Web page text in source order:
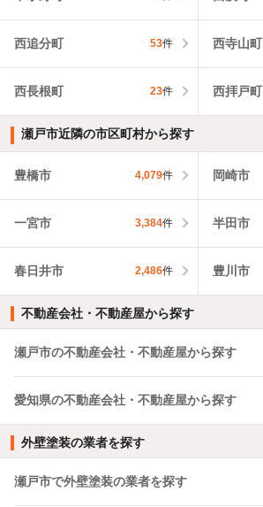
西追分町 53件 西寺山町
西長根町 23件 西拝戸町
瀬戸市近隣の市区町村から探す
豊橋市 4,079件 岡崎市
一宮市 3,384件 半田市
春日井市 2,486件 豊川市
不動産会社・不動産屋から探す
瀬戸市の不動産会社・不動産屋から探す
愛知県の不動産会社・不動産屋から探す
外壁塗装の業者を探す
瀬戸市で外壁塗装の業者を探す